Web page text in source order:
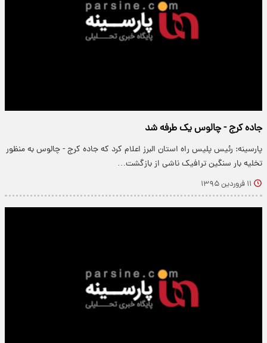
جاده کرج - چالوس یک طرفه شد
پارسینه: رئیس پلیس راه استان البرز اعلام کرد که جاده کرج - چالوس به منظور
تخلیه بار سنگین ترافیک ناشی از بازگشت…
۱۱ فروردین ۱۳۹۵